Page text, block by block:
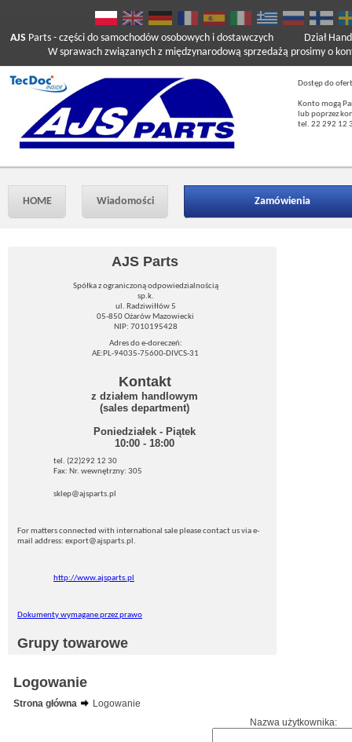
AJS Parts - części do samochodów osobowych i dostawczych
W sprawach związanych z międzynarodową sprzedażą prosimy o
Dział
Dostęp do
Konto mogą
lub poprzez
tel. 22 292 12
HOME Wiadomości Zamówienia
AJS Parts
Spółka z ograniczoną odpowiedzialnością
sp.k.
ul. Radziwiłłów 5
05-850 Ożarów Mazowiecki
NIP: 7010195428
Adres do e-doreczeń:
AE:PL-94035-75600-DIVCS-31
Kontakt
z działem handlowym
(sales department)
Poniedziałek - Piątek
10:00 - 18:00
tel. (22)292 12 30
Fax: Nr. wewnętrzny: 305
sklep@ajsparts.pl
For matters connected with international sale please contact us via e-
mail address: export@ajsparts.pl.
http://www.ajsparts.pl
Dokumenty wymagane przez prawo
Grupy towarowe
Logowanie
Strona główna
Logowanie
Nazwa użytkownika: